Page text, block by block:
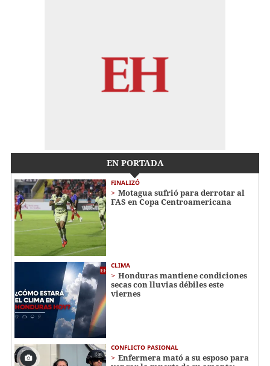
EN PORTADA
FINALIZÓ
Motagua sufrió para derrotar al
FAS en Copa Centroamericana
CLIMA
Honduras mantiene condiciones
secas con lluvias débiles este
viernes
CONFLICTO PASIONAL
Enfermera mató a su esposo para